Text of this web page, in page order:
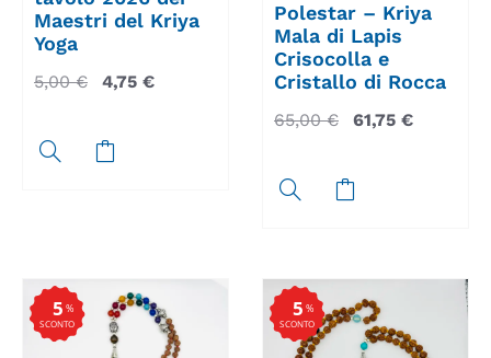
Maestri del Kriya
Yoga
5,00€ 4,75 €
Polestar – Kriya
Mala di Lapis
Crisocolla e
Cristallo di Rocca
65,00€ 61,75 €
%
SCONTO
5 %
SCONTO
5